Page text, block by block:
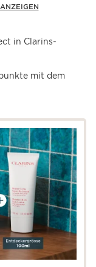
in Clarins-
mit dem